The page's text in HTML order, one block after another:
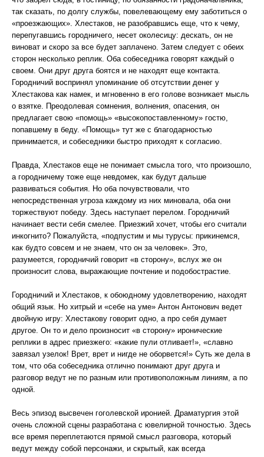
так сказать, по долгу службы, повелевающему ему заботиться о
«проезжающих». Хлестаков, не разобравшись еще, что к чему,
перепугавшись городничего, несет околесицу: дескать, он не
виноват и скоро за все будет заплачено. Затем следует с обеих
сторон несколько реплик. Оба собеседника говорят каждый о
своем. Они друг друга боятся и не находят еще контакта.
Городничий воспринял упоминание об отсутствии денег у
Хлестакова как намек, и мгновенно в его голове возникает мысль
о взятке. Преодолевая сомнения, волнения, опасения, он
предлагает свою «помощь» «высокопоставленному» гостю,
попавшему в беду. «Помощь» тут же с благодарностью
принимается, и собеседники быстро приходят к согласию.
Правда, Хлестаков еще не понимает смысла того, что произошло,
а городничему тоже еще невдомек, как будут дальше
развиваться события. Но оба почувствовали, что
непосредственная угроза каждому из них миновала, оба они
торжествуют победу. Здесь наступает перелом. Городничий
начинает вести себя смелее. Приезжий хочет, чтобы его считали
инкогнито? Пожалуйста, «подпустим и мы турусы: прикинемся,
как будто совсем и не знаем, что он за человек». Это,
разумеется, городничий говорит «в сторону», вслух же он
произносит слова, выражающие почтение и подобострастие.
Городничий и Хлестаков, к обоюдному удовлетворению, находят
общий язык. Но хитрый и «себе на уме» Антон Антонович ведет
двойную игру: Хлестакову говорит одно, а про себя думает
другое. Он то и дело произносит «в сторону» иронические
реплики в адрес приезжего: «какие пули отливает!», «славно
завязал узелок! Врет, врет и нигде не оборвется!» Суть же дела в
том, что оба собеседника отлично понимают друг друга и
разговор ведут не по разным или противоположным линиям, а по
одной.
Весь эпизод высвечен гоголевской иронией. Драматургия этой
очень сложной сцены разработана с ювелирной точностью. Здесь
все время переплетаются прямой смысл разговора, который
ведут между собой персонажи, и скрытый, как всегда